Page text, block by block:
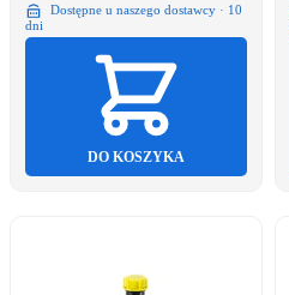
Dostępne u naszego dostawcy · 10
dni
DO KOSZYKA